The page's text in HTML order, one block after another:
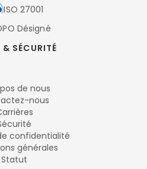
ISO 27001
Désigné
& SÉCURITÉ
de nous
nous
confidentialité
générales
Statut